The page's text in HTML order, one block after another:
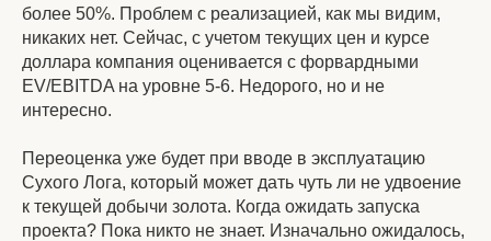
более 50%. Проблем с реализацией, как мы видим,
никаких нет. Сейчас, с учетом текущих цен и курсе
доллара компания оценивается с форвардными
EV/EBITDA на уровне 5-6. Недорого, но и не
интересно.
Переоценка уже будет при вводе в эксплуатацию
Сухого Лога, который может дать чуть ли не удвоение
к текущей добычи золота. Когда ожидать запуска
проекта? Пока никто не знает. Изначально ожидалось,